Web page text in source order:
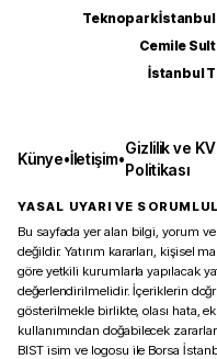
Teknopark İstanbul
Cemile
İstanbul
Künye•İletişim•
Gizlilik ve
Politikası
YASAL UYARI VE
Bu sayfada yer alan bilgi, yorum ve
değildir. Yatırım kararları, kişisel
göre yetkili kurumlarla yapılacak
değerlendirilmelidir. İçeriklerin
gösterilmekle birlikte, olası hata,
kullanımından doğabilecek
BIST isim ve logosu ile Borsa